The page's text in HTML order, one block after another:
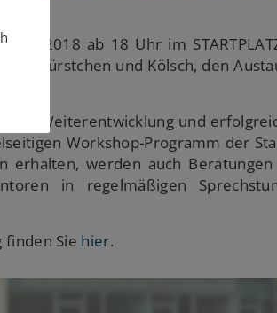
2018 ab 18 Uhr im
Würstchen und Kölsch, den
Weiterentwicklung und
Workshop-Programm der
erhalten, werden auch
in regelmäßigen
Sie hier.